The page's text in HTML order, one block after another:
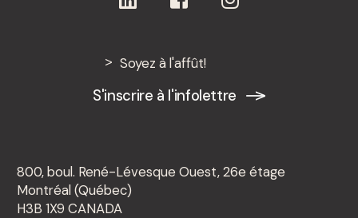
Soyez à l'affût!
S'inscrire à l'infolettre
800, boul. René-Lévesque Ouest, 26e étage
Montréal (Québec)
H3B 1X9 CANADA